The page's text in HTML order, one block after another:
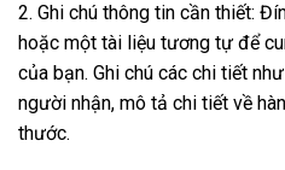
2. Ghi chú thông tin cần thiết:
hoặc một tài liệu tương tự để
của bạn. Ghi chú các chi tiết
người nhận, mô tả chi tiết về
thước.